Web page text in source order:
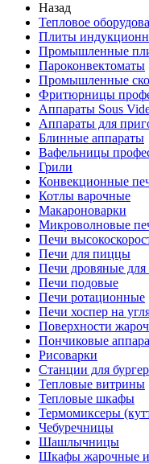
Назад
Тепловое
Плиты
Промышленные
Пароконвектоматы
Промышленные
Фритюрницы
Аппараты Sous
Аппараты для
Блинные аппараты
Вафельницы
Грили
Конвекционные
Котлы варочные
Макароноварки
Микроволновые
Печи
Печи для пиццы
Печи дровяные
Печи подовые
Печи ротационные
Печи хоспер на
Поверхности
Пончиковые
Рисоварки
Станции для
Тепловые витрины
Тепловые шкафы
Термомиксеры
Чебуречницы
Шашлычницы
Шкафы жарочные и